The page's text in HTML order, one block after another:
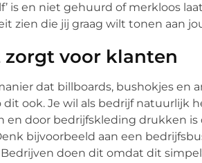
is en niet gehuurd of merkloos
zien die jij graag wilt tonen aan
voor klanten
dat billboards, bushokjes en
ook. Je wil als bedrijf natuurlijk
en door bedrijfskleding drukken
bijvoorbeeld aan een
doen dit omdat dit